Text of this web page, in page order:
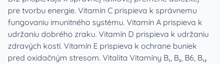
pre tvorbu energie. Vitamín C prispieva k správnemu
fungovaniu imunitného systému. Vitamín A prispieva k
udržaniu dobrého zraku. Vitamín D prispieva k udržaniu
zdravých kostí. Vitamín E prispieva k ochrane buniek
pred oxidačným stresom. Vitalita Vitamíny B₁, B₂, B6, B₁₂